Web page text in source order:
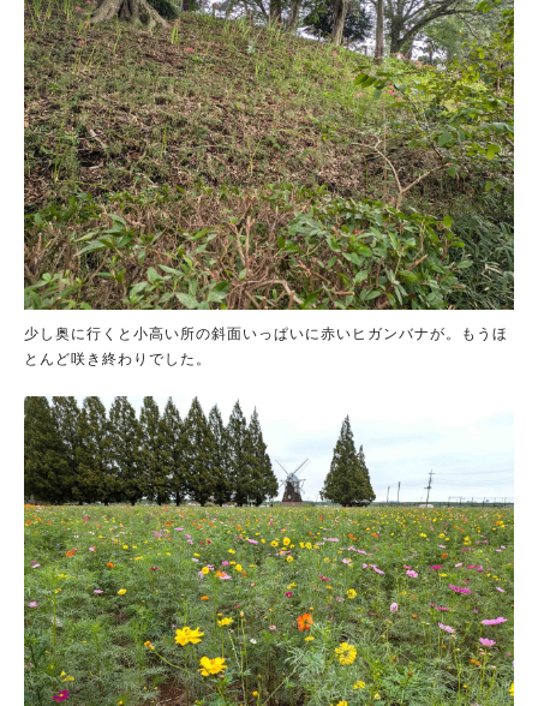
少し奥に行くと小高い所の斜面いっぱいに赤いヒガンバナが。もうほ
とんど咲き終わりでした。